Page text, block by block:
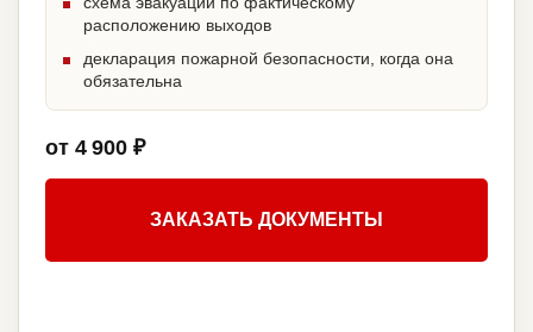
расположению выходов
декларация пожарной безопасности, когда она
обязательна
от 4 900 ₽
ЗАКАЗАТЬ ДОКУМЕНТЫ